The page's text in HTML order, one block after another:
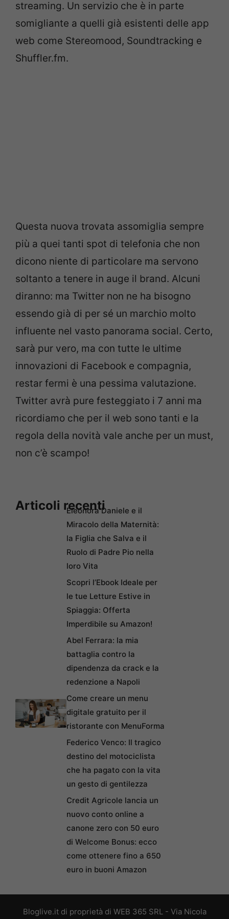
streaming. Un servizio che è in parte
somigliante a quelli già esistenti delle app
web come Stereomood, Soundtracking e
Shuffler.fm.
Questa nuova trovata assomiglia sempre
più a quei tanti spot di telefonia che non
dicono niente di particolare ma servono
soltanto a tenere in auge il brand. Alcuni
diranno: ma Twitter non ne ha bisogno
essendo già di per sé un marchio molto
influente nel vasto panorama social. Certo,
sarà pur vero, ma con tutte le ultime
innovazioni di Facebook e compagnia,
restar fermi è una pessima valutazione.
Twitter avrà pure festeggiato i 7 anni ma
ricordiamo che per il web sono tanti e la
regola della novità vale anche per un must,
non c’è scampo!
Articoli recentiEleonora Daniele e il
Miracolo della Maternità:
la Figlia che Salva e il
Ruolo di Padre Pio nella
loro Vita
Scopri l’Ebook Ideale per
le tue Letture Estive in
Spiaggia: Offerta
Imperdibile su Amazon!
Abel Ferrara: la mia
battaglia contro la
dipendenza da crack e la
redenzione a Napoli
Come creare un menu
digitale gratuito per il
ristorante con MenuForma
Federico Venco: Il tragico
destino del motociclista
che ha pagato con la vita
un gesto di gentilezza
Credit Agricole lancia un
nuovo conto online a
canone zero con 50 euro
di Welcome Bonus: ecco
come ottenere fino a 650
euro in buoni Amazon
Bloglive.it di proprietà di WEB 365 SRL - Via Nicola